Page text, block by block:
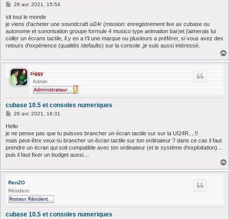
M
s
s
g
e
28 avr. 2021, 15:54
slt tout le monde
je viens d'acheter une soundcraft ui24r (mission: enregistrement live av cubase ou
autonome et sonorisation groupe formule 4 musico type animation bar)et j'aimerais lui
coller un écrans tactile, il y en a t'il une marque ou plusieurs a préférer, si vous avez des
retours d'expérience (qualités /defaults) sur la console ,je suis aussi intéressé.
ziggy
Admin
cubase 10.5 et consoles numeriques
M
s
s
a
g
e
28 avr. 2021, 16:31
Hello
je ne pense pas que tu puisses brancher un écran tactile sur sur la UI24R....!!
mais peut-être veux-tu brancher un écran tactile sur ton ordinateur ? dans ce cas il faut
prendre un écran qui soit compatible avec ton ordinateur (et le système d'exploitation)...
puis il faut fixer un budget aussi....
RenZO
Résident
cubase 10.5 et consoles numeriques